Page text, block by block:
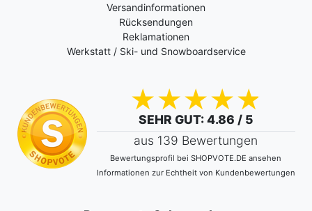
Versandinformationen
Rücksendungen
Reklamationen
Werkstatt / Ski- und Snowboardservice
SEHR GUT: 4.86 / 5
aus 139 Bewertungen
Bewertungsprofil bei SHOPVOTE.DE ansehen
Informationen zur Echtheit von Kundenbewertungen